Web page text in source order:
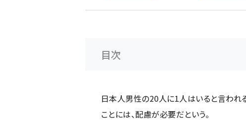
目次
日本人男性の20人に1人はいると言われ
ことには、配慮が必要だという。